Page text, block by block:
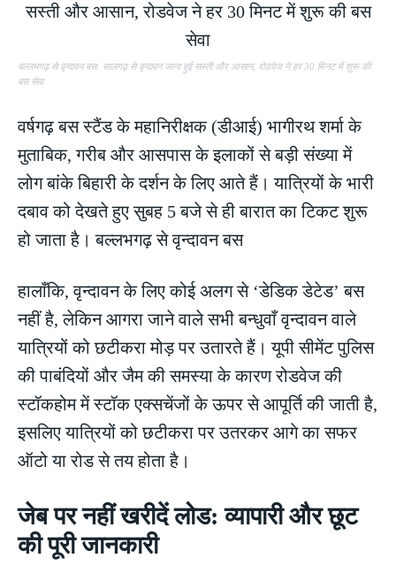
बल्लभगढ़ से वृन्दावन बस: सालगढ़ से वृन्दावन जाना हुई सस्ती और आसान, रोडवेज ने हर 30 मिनट में शुरू की
बस सेवा
वर्षगढ़ बस स्टैंड के महानिरीक्षक (डीआई) भागीरथ शर्मा के
मुताबिक, गरीब और आसपास के इलाकों से बड़ी संख्या में
लोग बांके बिहारी के दर्शन के लिए आते हैं। यात्रियों के भारी
दबाव को देखते हुए सुबह 5 बजे से ही बारात का टिकट शुरू
हो जाता है। बल्लभगढ़ से वृन्दावन बस
हालाँकि, वृन्दावन के लिए कोई अलग से ‘डेडिक डेटेड’ बस
नहीं है, लेकिन आगरा जाने वाले सभी बन्धुवाँ वृन्दावन वाले
यात्रियों को छटीकरा मोड़ पर उतारते हैं। यूपी सीमेंट पुलिस
की पाबंदियों और जैम की समस्या के कारण रोडवेज की
स्टॉकहोम में स्टॉक एक्सचेंजों के ऊपर से आपूर्ति की जाती है,
इसलिए यात्रियों को छटीकरा पर उतरकर आगे का सफर
ऑटो या रोड से तय होता है।
जेब पर नहीं खरीदें लोड: व्यापारी और छूट
की पूरी जानकारी